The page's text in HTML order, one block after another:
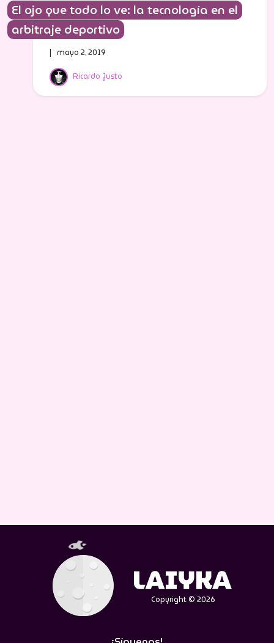
El ojo que todo lo ve: la tecnología en el
arbitraje deportivo
Ricardo Justo
| mayo 2, 2019
Copyright © 2026